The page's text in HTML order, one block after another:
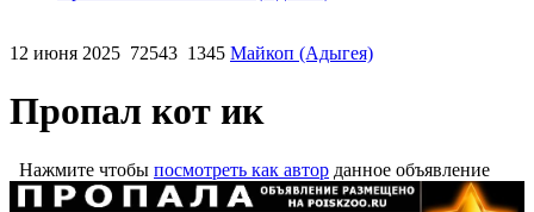
12 июня 2025 72543 1345 Майкоп (Адыгея)
Пропал кот ик
Нажмите чтобы посмотреть как автор данное объявление